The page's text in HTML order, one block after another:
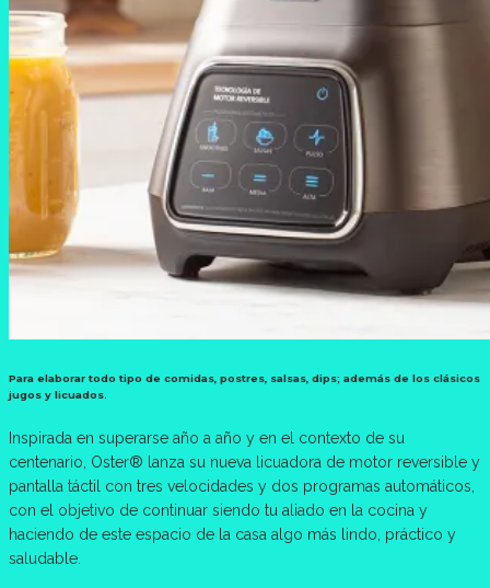
Para elaborar todo tipo de comidas, postres, salsas, dips; además de los clásicos
jugos y licuados.
Inspirada en superarse año a año y en el contexto de su
centenario, Oster® lanza su nueva licuadora de motor reversible y
pantalla táctil con tres velocidades y dos programas automáticos,
con el objetivo de continuar siendo tu aliado en la cocina y
haciendo de este espacio de la casa algo más lindo, práctico y
saludable.